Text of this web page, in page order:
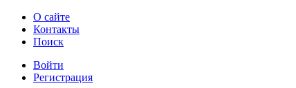
О сайте
Контакты
Поиск
Войти
Регистрация